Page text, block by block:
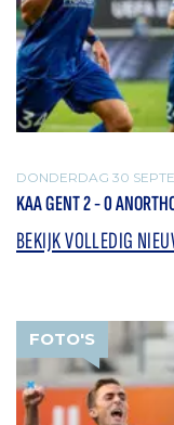
DONDERDAG 30
KAA GENT 2 - 0
BEKIJK VOLLEDIG
FOTO'S